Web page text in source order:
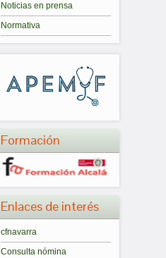
Noticias en prensa
Normativa
Formación
Enlaces de interés
cfnavarra
Consulta nómina